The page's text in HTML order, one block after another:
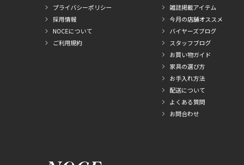
プライバシーポリシー
採用情報
NOCEについて
ご利用規約
雑誌掲載アイテム
今月の店舗オススメ
バイヤーズブログ
スタッフブログ
お買い物ガイド
家具の選び方
お手入れ方法
配送について
よくある質問
お問合わせ